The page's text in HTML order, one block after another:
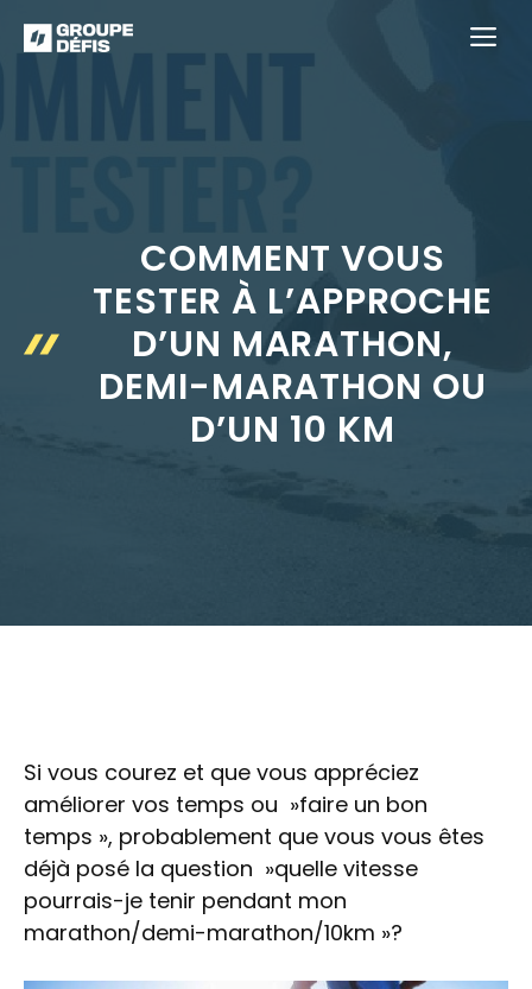
au
COMMENT VOUS
TESTER À L’APPROCHE
D’UN MARATHON,
DEMI-MARATHON OU
D’UN 10 KM
Si vous courez et que vous appréciez
améliorer vos temps ou »faire un bon
temps », probablement que vous vous êtes
déjà posé la question »quelle vitesse
pourrais-je tenir pendant mon
marathon/demi-marathon/10km »?